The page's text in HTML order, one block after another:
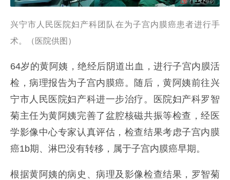
兴宁市人民医院妇产科团队在为子宫内膜癌患者进行手
术。（医院供图）
64岁的黄阿姨，绝经后阴道出血，进行子宫内膜活
检，病理报告为子宫内膜癌。随后，黄阿姨前往兴
宁市人民医院妇产科进一步治疗。医院妇产科罗智
菊主任为黄阿姨完善了盆腔核磁共振等检查，经医
学影像中心专家认真评估，检查结果考虑子宫内膜
癌1b期、淋巴没有转移，属于子宫内膜癌早期。
根据黄阿姨的病史、病理及影像检查结果，罗智菊